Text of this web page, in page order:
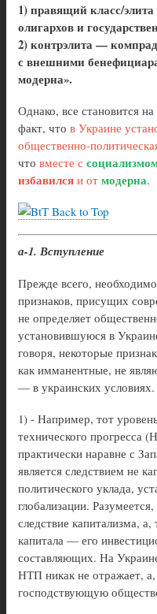
1) правящий класс/
олигархов и
2) контрэлита —
с внешними
модерна».
Однако, все становится
факт, что в Украине
общественно-
что вместе с
избавился и от модерна.
Back to Top
а-1. Вступление
Прежде всего,
признаков, присущих
не определяет
установившуюся в
говоря, некоторые
как имманентные, не
— в украинских условиях.
1) - Например, тот
технического прогресса
практически наравне с
является следствием не
политического уклада,
глобализации.
следствие капитализма,
капитала — его
составляющих. На
НТП никак не отражает,
господствующую